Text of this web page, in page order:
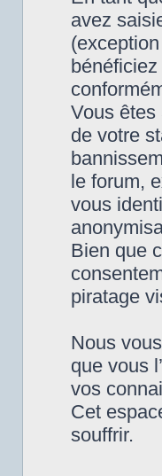
avez
bénéficiez
Vous êtes
de votre
le forum,
vous
Bien que
piratage
Nous
que vous
vos
Cet
souffrir.